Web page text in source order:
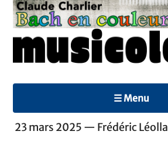
☰ Menu
23 mars 2025 — Frédéric Léolla